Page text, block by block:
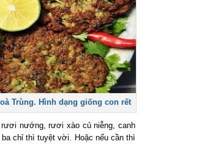
Trùng. Hình dạng giống con rết
nướng, rươi xào củ niễng, canh
chỉ thì tuyệt vời. Hoặc nếu cần thì